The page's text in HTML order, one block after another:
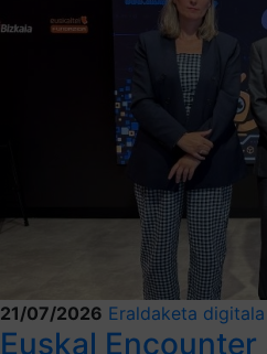
21/07/2026 Eraldaketa digitala
Euskal Encounter